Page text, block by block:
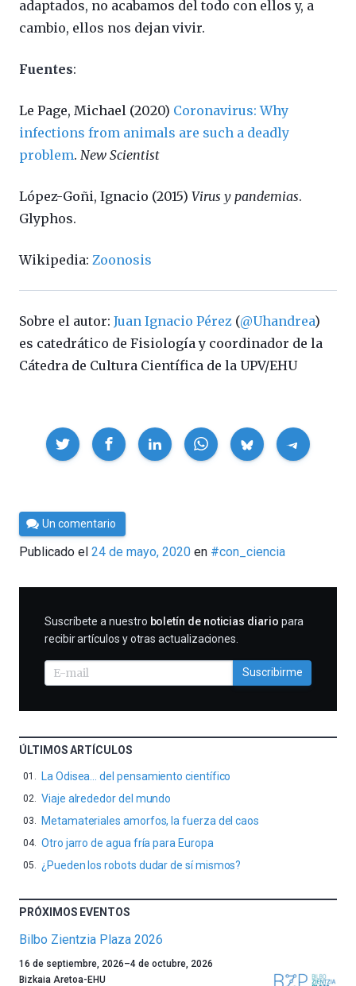
adaptados, no acabamos del todo con ellos y, a
cambio, ellos nos dejan vivir.
Fuentes:
Le Page, Michael (2020) Coronavirus: Why
infections from animals are such a deadly
problem. New Scientist
López-Goñi, Ignacio (2015) Virus y pandemias.
Glyphos.
Wikipedia: Zoonosis
Sobre el autor: Juan Ignacio Pérez (@Uhandrea)
es catedrático de Fisiología y coordinador de la
Cátedra de Cultura Científica de la UPV/EHU
Compartir
Por
Cultura
Cientifica
Un comentario
Publicado el 24 de mayo, 2020 en #con_ciencia
SUSCRIBIRME
Suscríbete a nuestro boletín de noticias diario para
recibir artículos y otras actualizaciones.
Suscribirme
ÚLTIMOS ARTÍCULOS
La Odisea… del pensamiento científico
Viaje alrededor del mundo
Metamateriales amorfos, la fuerza del caos
Otro jarro de agua fría para Europa
¿Pueden los robots dudar de sí mismos?
PRÓXIMOS EVENTOS
Bilbo Zientzia Plaza 2026
Un
año
16 de septiembre, 2026–4 de octubre, 2026
Bizkaia Aretoa-EHU